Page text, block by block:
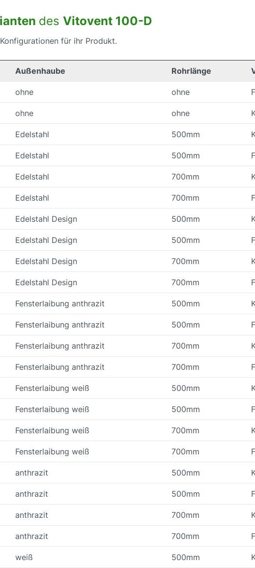
des Vitovent 100-D
für ihr Produkt.
Außenhaube Rohrlänge
ohne ohne
ohne ohne
Edelstahl 500mm
Edelstahl 500mm
Edelstahl 700mm
Edelstahl 700mm
Edelstahl Design 500mm
Edelstahl Design 500mm
Edelstahl Design 700mm
Edelstahl Design 700mm
Fensterlaibung anthrazit 500mm
Fensterlaibung anthrazit 500mm
Fensterlaibung anthrazit 700mm
Fensterlaibung anthrazit 700mm
Fensterlaibung weiß 500mm
Fensterlaibung weiß 500mm
Fensterlaibung weiß 700mm
Fensterlaibung weiß 700mm
anthrazit 500mm
anthrazit 500mm
anthrazit 700mm
anthrazit 700mm
weiß 500mm